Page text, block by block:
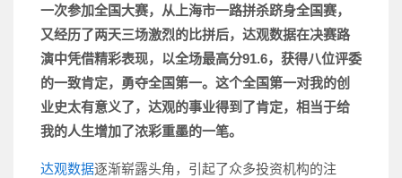
一次参加全国大赛，从上海市一路拼杀跻身全国赛，
又经历了两天三场激烈的比拼后，达观数据在决赛路
演中凭借精彩表现，以全场最高分91.6，获得八位评委
的一致肯定，勇夺全国第一。这个全国第一对我的创
业史太有意义了，达观的事业得到了肯定，相当于给
我的人生增加了浓彩重墨的一笔。
达观数据逐渐崭露头角，引起了众多投资机构的注